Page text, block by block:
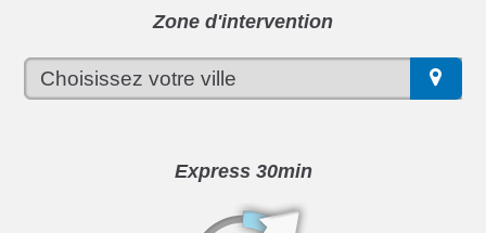
Zone d'intervention
Express 30min